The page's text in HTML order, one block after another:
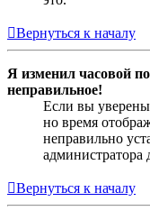
Вернуться к началу
Я изменил часовой
неправильное!
Если вы
но время
неправильно
администратора
Вернуться к началу